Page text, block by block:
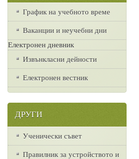
График на учебното време
Ваканции и неучебни дни
Електронен дневник
Извънкласни дейности
Електронен вестник
ДРУГИ
Ученически съвет
Правилник за устройството и